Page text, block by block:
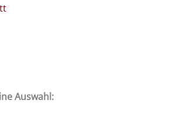
Auswahl: